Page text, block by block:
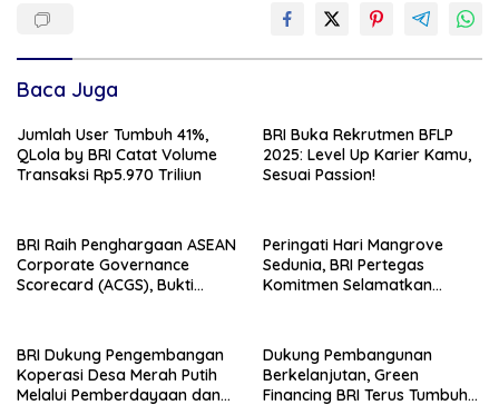
Baca Juga
Jumlah User Tumbuh 41%,
QLola by BRI Catat Volume
Transaksi Rp5.970 Triliun
BRI Buka Rekrutmen BFLP
2025: Level Up Karier Kamu,
Sesuai Passion!
BRI Raih Penghargaan ASEAN
Corporate Governance
Scorecard (ACGS), Bukti
Peringati Hari Mangrove
Sedunia, BRI Pertegas
Komitmen Selamatkan
BRI Dukung Pengembangan
Koperasi Desa Merah Putih
Melalui Pemberdayaan dan
Dukung Pembangunan
Berkelanjutan, Green
Financing BRI Terus Tumbuh